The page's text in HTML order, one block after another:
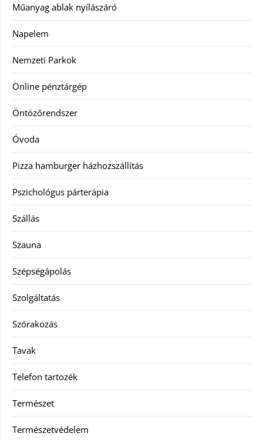
Műanyag ablak nyílászáró
Napelem
Nemzeti Parkok
Online pénztárgép
Öntözőrendszer
Óvoda
Pizza hamburger házhozszállítás
Pszichológus párterápia
Szállás
Szauna
Szépségápolás
Szolgáltatás
Szórakozás
Tavak
Telefon tartozék
Természet
Természetvédelem